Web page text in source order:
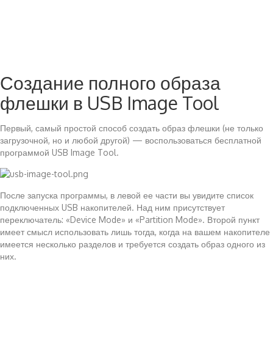
Создание полного образа
флешки в USB Image Tool
Первый, самый простой способ создать образ флешки (не только
загрузочной, но и любой другой) — воспользоваться бесплатной
программой USB Image Tool.
После запуска программы, в левой ее части вы увидите список
подключенных USB накопителей. Над ним присутствует
переключатель: «Device Mode» и «Partition Mode». Второй пункт
имеет смысл использовать лишь тогда, когда на вашем накопителе
имеется несколько разделов и требуется создать образ одного из
них.